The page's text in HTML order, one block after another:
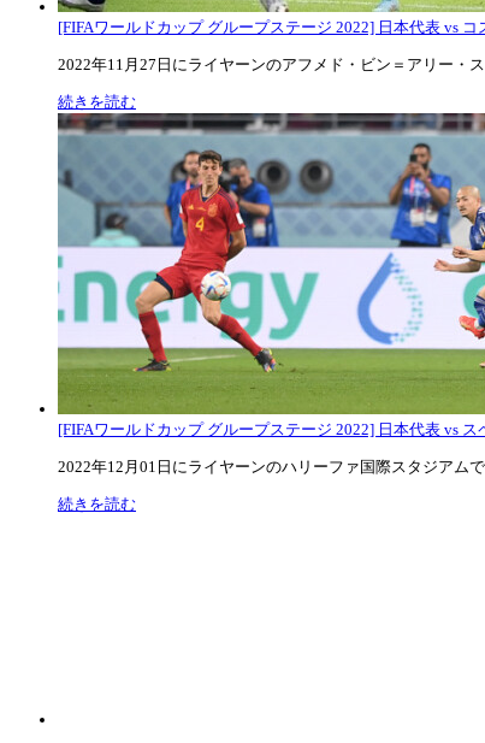
[FIFAワールドカップ グループステージ 2022] 日本代表 vs コ
2022年11月27日にライヤーンのアフメド・ビン＝アリー・
続きを読む
[FIFAワールドカップ グループステージ 2022] 日本代表 vs ス
2022年12月01日にライヤーンのハリーファ国際スタジアム
続きを読む